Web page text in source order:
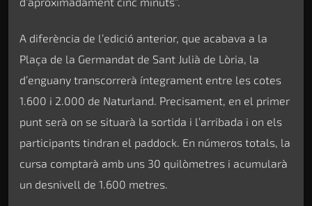
A diferència de l’edició anterior, que acabava a la
Plaça de la Germandat de Sant Julià de Lòria, la
d’enguany transcorrerà íntegrament entre les cotes
1.600 i 2.000 de Naturland. Precisament, en el primer
punt serà on se situarà la sortida i l’arribada i on els
participants tindran el paddock. En números totals, la
cursa comptarà amb uns 30 quilòmetres i acumularà
un desnivell de 1.600 metres.